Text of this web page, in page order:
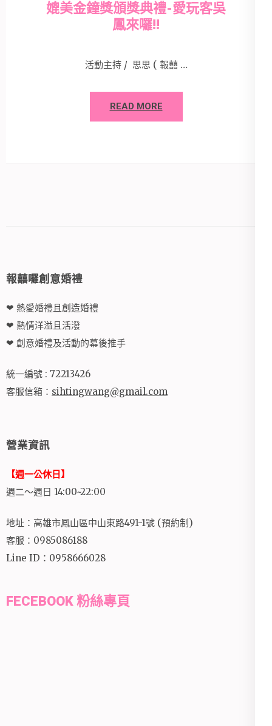
媲美金鐘獎頒獎典禮-愛玩客吳
鳳來囉!!
活動主持 / 思思 ( 報囍 …
READ MORE
報囍囉創意婚禮
❤ 熱愛婚禮且創造婚禮
❤ 熱情洋溢且活潑
❤ 創意婚禮及活動的幕後推手
統一編號 : 72213426
客服信箱： sihtingwang@gmail.com
營業資訊
【週一公休日】
週二～週日 14:00~22:00
地址：高雄市鳳山區中山東路491-1號 (預約制)
客服：0985086188
Line ID：0958666028
FECEBOOK 粉絲專頁